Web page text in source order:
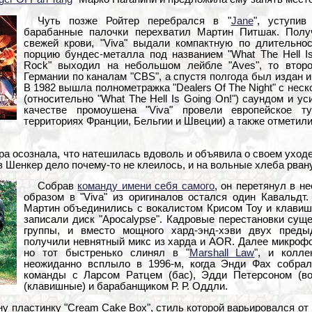
Чуть позже Ройтер перебрался в "Jane",
барабанные палочки перехватил Мартин Питшак.
свежей крови, "Viva" выдали компактную по
порцию бундес-металла под названием "What The Hell
Rock" выходил на небольшом лейбле "Aves", то
Германии по каналам "CBS", а спустя полгода был издан
В 1982 вышла полнометражка "Dealers Of The Night" с
(относительно "What The Hell Is Going On!") саундом и
качестве промоушена "Viva" провели европейское
территориях Франции, Бельгии и Швеции) а также
осознала, что натешилась вдоволь и объявила о своем
Шенкер дело почему-то не клеилось, и на вольные хлеба
Собрав команду имени себя самого, он перетянул в
образом в "Viva" из оригиналов остался один
Мартин объединились с вокалистом Крисом Тоу и
записали диск "Apocalypse". Кадровые перестановки
группы, и вместо мощного хард-энд-хэви двух
получили невнятный микс из харда и AOR. Далее
но тот быстренько слинял в "Marshall Law", и
неожиданно всплыло в 1996-м, когда Энди Фах
команды с Ларсом Ратцем (бас), Эдди Петерсоном
(клавишные) и барабанщиком Р. Р. Оддли.
пластинку "Cream Cake Box", стиль которой варьировался от